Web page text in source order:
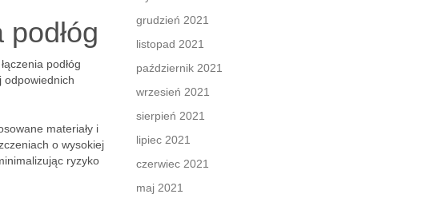
podłóg
odpowiednich
materiały i
o wysokiej
ryzyko
grudzień 2021
listopad 2021
październik 2021
wrzesień 2021
sierpień 2021
lipiec 2021
czerwiec 2021
maj 2021